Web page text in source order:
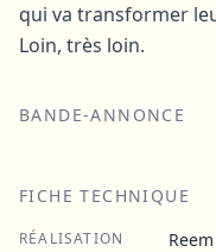
qui va transformer
Loin, très loin.
BANDE-ANNONCE
FICHE TECHNIQUE
RÉALISATION